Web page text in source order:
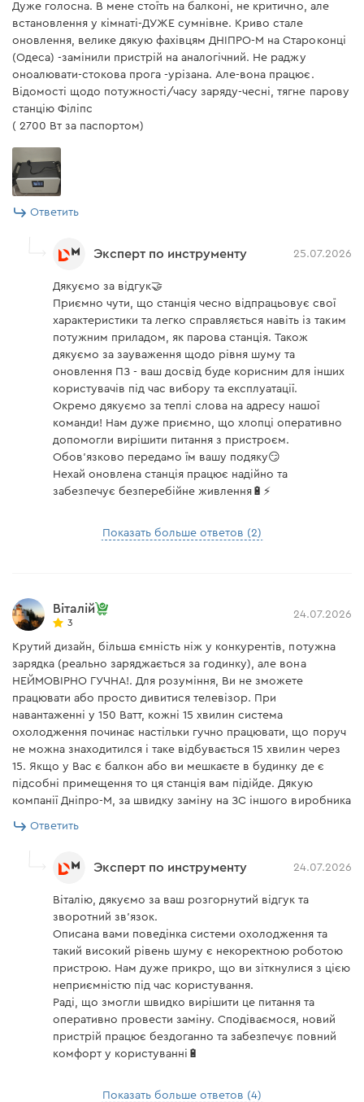
Безопасная работа
Системы управления:
• OVP (Over Voltage Protection) — защита от
перенапряжения.
• UVP (Under Voltage Protection) — защита от
пониженного напряжения.
• OCP (Over Current Protection) — защита от
• SCP (Short Circuit Protection) — защита от короткого
• OTP (Over Temperature Protection) — защита от
перегрева.
• UTP (Under Temperature Protection) — защита от
работы при слишком низкой температуре.
Внимание
Станция поддерживает подключение к Wi-Fi 2,4 ГГц.
Для корректной работы приложения необходимо
изменить настройку маршрутизатора на частоту 2,4
Дуже голосна. В мене стоїть на балконі, не критично, але
встановлення у кімнаті-ДУЖЕ сумнівне. Криво стале
оновлення, велике дякую фахівцям ДНІПРО-М на Староконці
(Одеса) -замінили пристрій на аналогічний. Не раджу
оноалювати-стокова прога -урізана. Але-вона працює.
Відомості щодо потужності/часу заряду-чесні, тягне парову
станцію Філіпс
( 2700 Вт за паспортом)
Ответить
Эксперт по инструменту 25.07.2026
Дякуємо за відгук🤝
Приємно чути, що станція чесно відпрацьовує свої
характеристики та легко справляється навіть із таким
потужним приладом, як парова станція. Також
дякуємо за зауваження щодо рівня шуму та
оновлення ПЗ - ваш досвід буде корисним для інших
користувачів під час вибору та експлуатації.
Окремо дякуємо за теплі слова на адресу нашої
команди! Нам дуже приємно, що хлопці оперативно
допомогли вирішити питання з пристроєм.
Обов'язково передамо їм вашу подяку😏
Нехай оновлена станція працює надійно та
забезпечує безперебійне живлення🔋⚡
Показать больше ответов (2)
Віталій
3
24.07.2026
Крутий дизайн, більша ємність ніж у конкурентів, потужна
зарядка (реально заряджається за годинку), але вона
НЕЙМОВІРНО ГУЧНА!. Для розуміння, Ви не зможете
працювати або просто дивитися телевізор. При
навантаженні у 150 Ватт, кожні 15 хвилин система
охолодження починає настільки гучно працювати, що поруч
не можна знаходитился і таке відбувається 15 хвилин через
15. Якщо у Вас є балкон або ви мешкаєте в будинку де є
підсобні примещення то ця станція вам підійде. Дякую
компанії Дніпро-М, за швидку заміну на ЗС іншого виробника
Ответить
Эксперт по инструменту 24.07.2026
Віталію, дякуємо за ваш розгорнутий відгук та
зворотний зв'язок.
Описана вами поведінка системи охолодження та
такий високий рівень шуму є некоректною роботою
пристрою. Нам дуже прикро, що ви зіткнулися з цією
неприємністю під час користування.
Раді, що змогли швидко вирішити це питання та
оперативно провести заміну. Сподіваємося, новий
пристрій працює бездоганно та забезпечує повний
комфорт у користуванні🔋
Показать больше ответов (4)